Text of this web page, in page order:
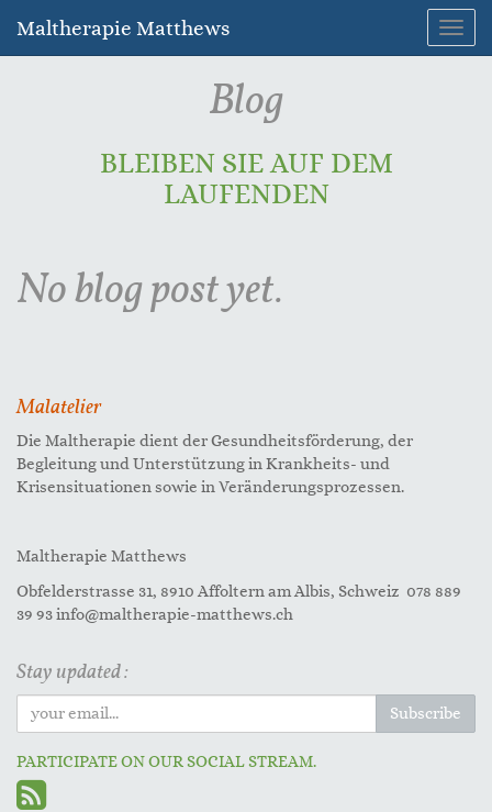
Maltherapie Matthews
Blog
BLEIBEN SIE AUF DEM
LAUFENDEN
No blog post yet.
Malatelier
Die Maltherapie dient der Gesundheitsförderung, der
Begleitung und Unterstützung in Krankheits- und
Krisensituationen sowie in Veränderungsprozessen.
Maltherapie Matthews
Obfelderstrasse 31, 8910 Affoltern am Albis, Schweiz 078 889
39 93 info@maltherapie-matthews.ch
Stay updated :
Subscribe
PARTICIPATE ON OUR SOCIAL STREAM.